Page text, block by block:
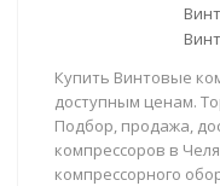
Купить Винтовые
доступным ценам.
Подбор, продажа,
компрессоров в
компрессорного